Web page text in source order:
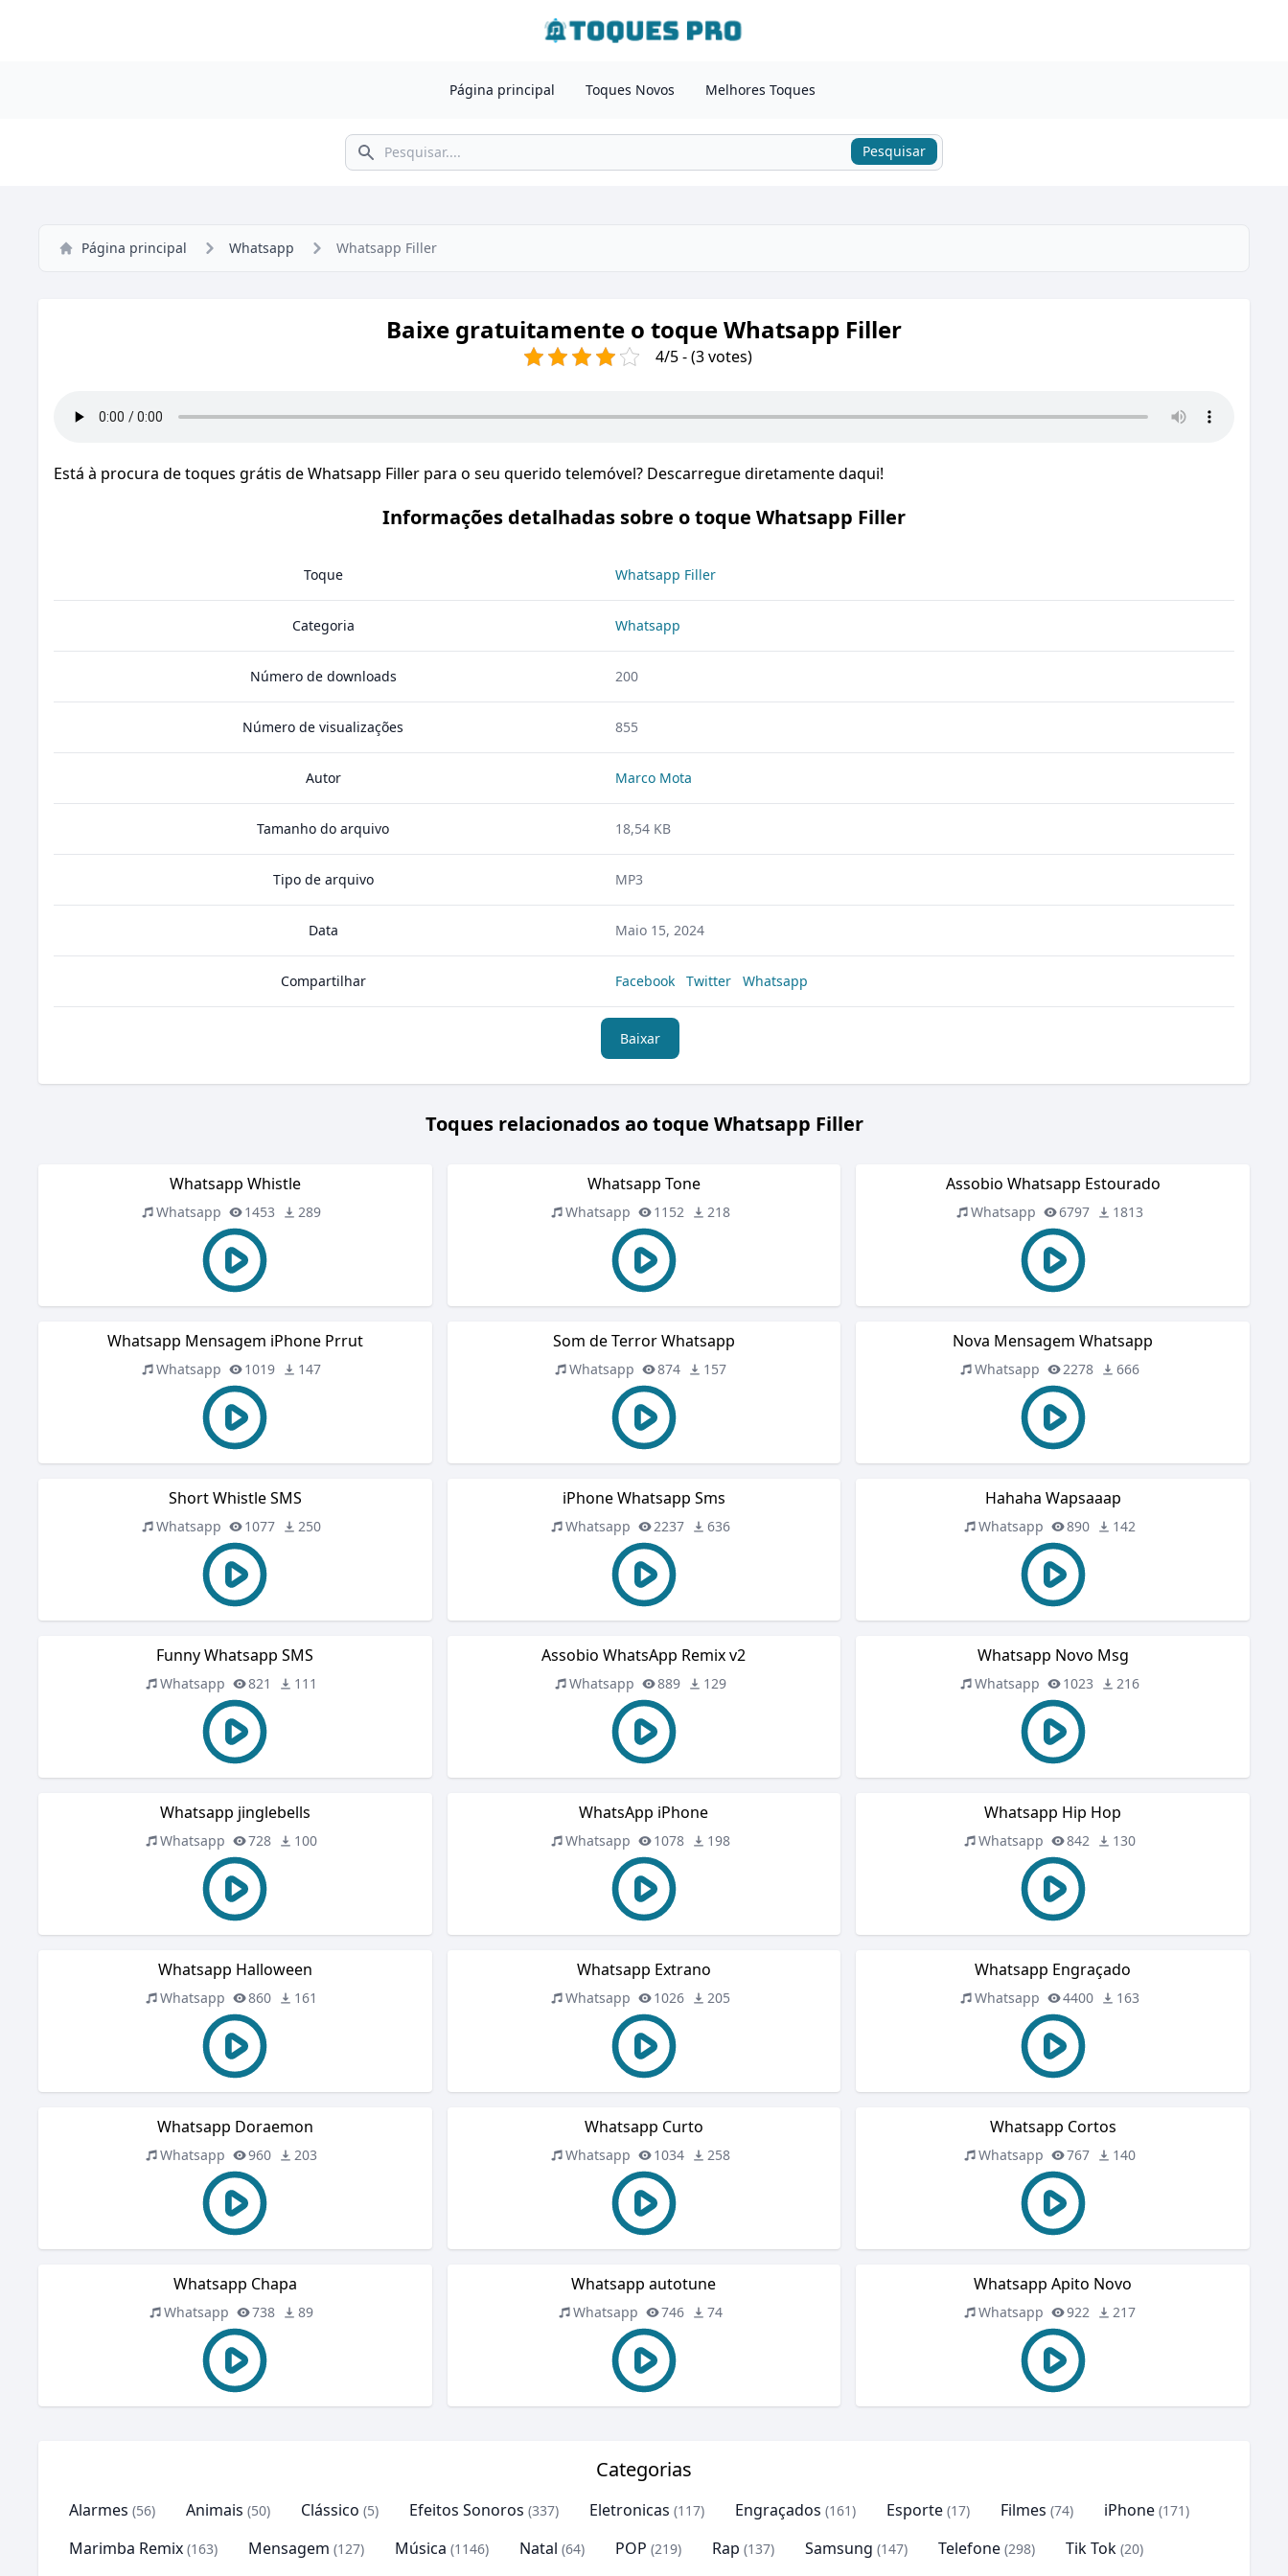
Página principal Toques Novos Melhores Toques
Pesquisar Pesquisar
Página principal Whatsapp Whatsapp Filler
Baixe gratuitamente o toque Whatsapp Filler
4/5 - (3 votes)
Está à procura de toques grátis de Whatsapp Filler para o seu querido telemóvel? Descarregue diretamente daqui!
Informações detalhadas sobre o toque Whatsapp Filler
Toque Whatsapp Filler
Categoria Whatsapp
Número de downloads 200
Número de visualizações 855
Autor Marco Mota
Tamanho do arquivo 18,54 KB
Tipo de arquivo MP3
Data Maio 15, 2024
Compartilhar Facebook Twitter Whatsapp
Baixar
Toques relacionados ao toque Whatsapp Filler
Whatsapp Whistle
Whatsapp 1453 289
Whatsapp Tone
Whatsapp 1152 218
Assobio Whatsapp Estourado
Whatsapp 6797 1813
Whatsapp Mensagem iPhone Prrut
Whatsapp 1019 147
Som de Terror Whatsapp
Whatsapp 874 157
Nova Mensagem Whatsapp
Whatsapp 2278 666
Short Whistle SMS
Whatsapp 1077 250
iPhone Whatsapp Sms
Whatsapp 2237 636
Hahaha Wapsaaap
Whatsapp 890 142
Funny Whatsapp SMS
Whatsapp 821 111
Assobio WhatsApp Remix v2
Whatsapp 889 129
Whatsapp Novo Msg
Whatsapp 1023 216
Whatsapp jinglebells
Whatsapp 728 100
WhatsApp iPhone
Whatsapp 1078 198
Whatsapp Hip Hop
Whatsapp 842 130
Whatsapp Halloween
Whatsapp 860 161
Whatsapp Extrano
Whatsapp 1026 205
Whatsapp Engraçado
Whatsapp 4400 163
Whatsapp Doraemon
Whatsapp 960 203
Whatsapp Curto
Whatsapp 1034 258
Whatsapp Cortos
Whatsapp 767 140
Whatsapp Chapa
Whatsapp 738 89
Whatsapp autotune
Whatsapp 746 74
Whatsapp Apito Novo
Whatsapp 922 217
Categorias
Alarmes (56) Animais (50) Clássico (5) Efeitos Sonoros (337) Eletronicas (117) Engraçados (161) Esporte (17) Filmes (74) iPhone (171)
Marimba Remix (163) Mensagem (127) Música (1146) Natal (64) POP (219) Rap (137) Samsung (147) Telefone (298) Tik Tok (20)